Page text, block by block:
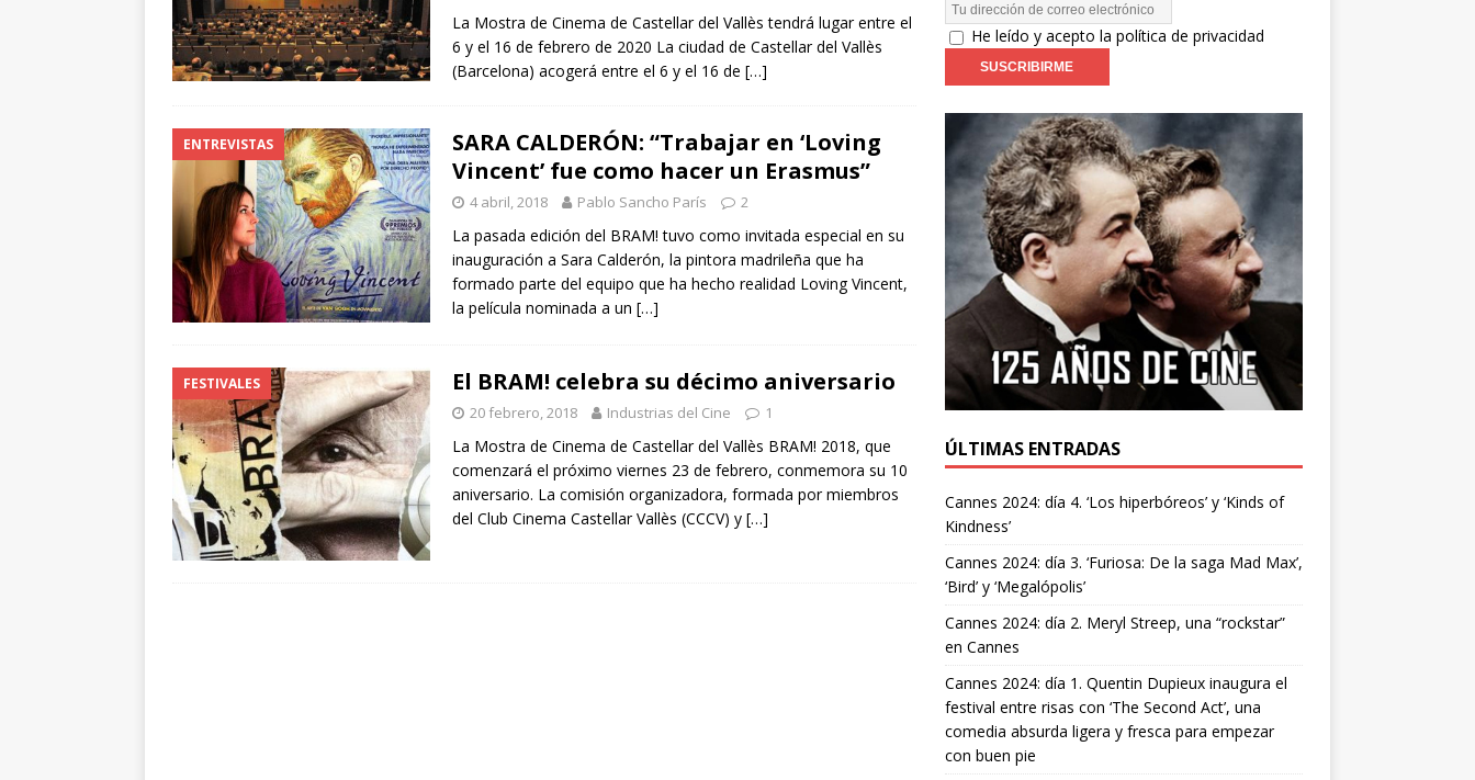
[ 18 mayo, 2024 ]
Cannes 2024: día 4. ‘Los hiperbóreos’ y ‘Kinds of Kindness’ FESTIVALES
La Mostra de Cinema de Castellar del Vallès tendrá lugar entre el
6 y el 16 de febrero de 2020 La ciudad de Castellar del Vallès
(Barcelona) acogerá entre el 6 y el 16 de […]
ENTREVISTAS
SARA CALDERÓN: “Trabajar en ‘Loving
Vincent’ fue como hacer un Erasmus”
4 abril, 2018 Pablo Sancho París 2
La pasada edición del BRAM! tuvo como invitada especial en su
inauguración a Sara Calderón, la pintora madrileña que ha
formado parte del equipo que ha hecho realidad Loving Vincent,
la película nominada a un […]
FESTIVALES El BRAM! celebra su décimo aniversario
20 febrero, 2018 Industrias del Cine 1
La Mostra de Cinema de Castellar del Vallès BRAM! 2018, que
comenzará el próximo viernes 23 de febrero, conmemora su 10
aniversario. La comisión organizadora, formada por miembros
del Club Cinema Castellar Vallès (CCCV) y […]
He leído y acepto la política de privacidad
ÚLTIMAS ENTRADAS
Cannes 2024: día 4. ‘Los hiperbóreos’ y ‘Kinds of
Kindness’
Cannes 2024: día 3. ‘Furiosa: De la saga Mad Max’,
‘Bird’ y ‘Megalópolis’
Cannes 2024: día 2. Meryl Streep, una “rockstar”
en Cannes
Cannes 2024: día 1. Quentin Dupieux inaugura el
festival entre risas con ‘The Second Act’, una
comedia absurda ligera y fresca para empezar
con buen pie